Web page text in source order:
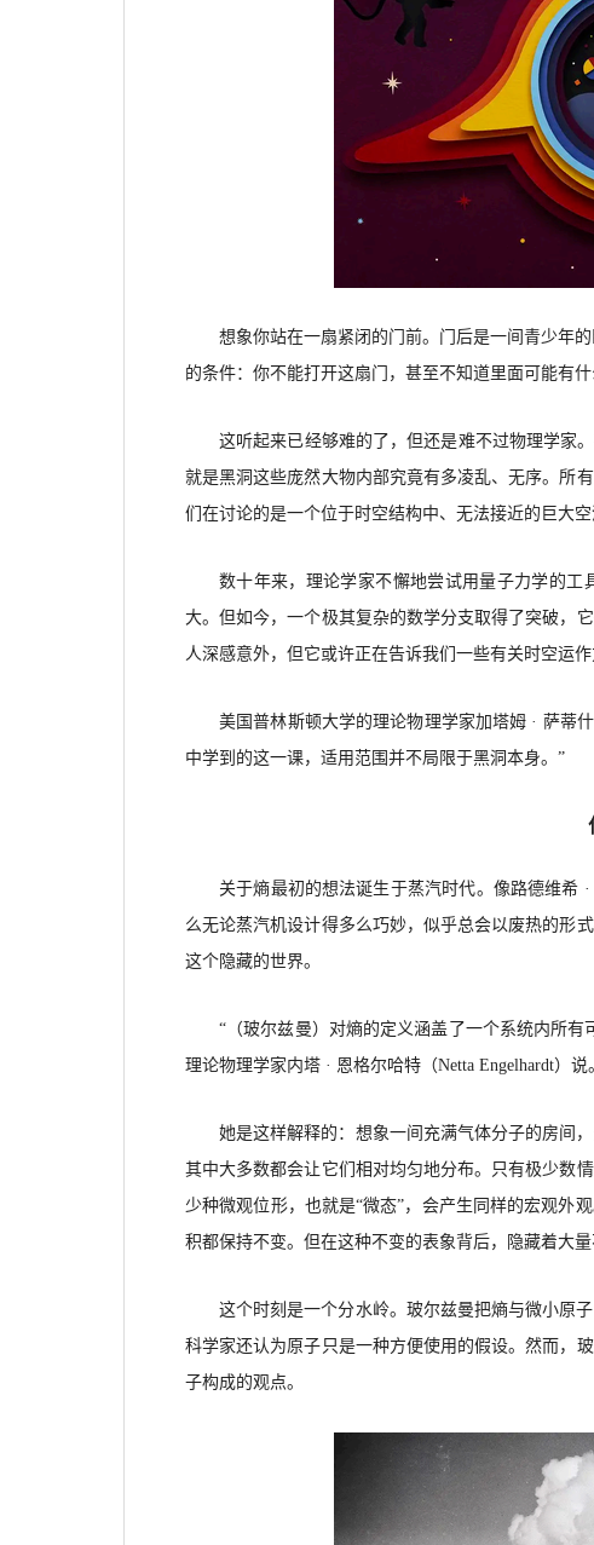
想象你站在一扇紧闭的门前。门后是一间青少年
的条件：你不能打开这扇门，甚至不知道里面可能有什
这听起来已经够难的了，但还是难不过物理学家
就是黑洞这些庞然大物内部究竟有多凌乱、无序。所
们在讨论的是一个位于时空结构中、无法接近的巨大
数十年来，理论学家不懈地尝试用量子力学的
大。但如今，一个极其复杂的数学分支取得了突破，
人深感意外，但它或许正在告诉我们一些有关时空运作
美国普林斯顿大学的理论物理学家加塔姆 · 萨蒂
中学到的这一课，适用范围并不局限于黑洞本身。”
关于熵最初的想法诞生于蒸汽时代。像路德维希
么无论蒸汽机设计得多么巧妙，似乎总会以废热的形
这个隐藏的世界。
“（玻尔兹曼）对熵的定义涵盖了一个系统内所
理论物理学家内塔 · 恩格尔哈特（Netta Engelhardt）说
她是这样解释的：想象一间充满气体分子的房间
其中大多数都会让它们相对均匀地分布。只有极少数
少种微观位形，也就是“微态”，会产生同样的宏观外
积都保持不变。但在这种不变的表象背后，隐藏着大量
这个时刻是一个分水岭。玻尔兹曼把熵与微小原
科学家还认为原子只是一种方便使用的假设。然而，
子构成的观点。